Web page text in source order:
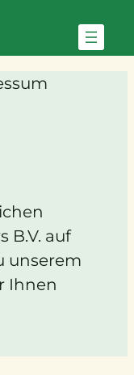
B.V. auf
unserem
Ihnen